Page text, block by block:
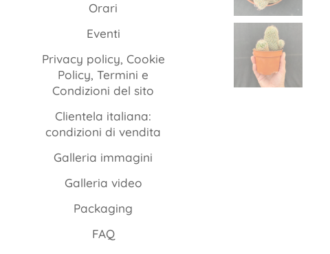
Orari
Eventi
Privacy policy, Cookie
Policy, Termini e
Condizioni del sito
Clientela italiana:
condizioni di vendita
Galleria immagini
Galleria video
Packaging
FAQ